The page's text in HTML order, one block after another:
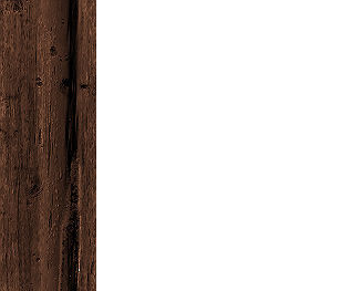
NO NOISE EXTREME
UDEN DAMPSPÆRRE
51,00 DKKpr
280,50 DKK pr
280,50 DKK
Se produktet